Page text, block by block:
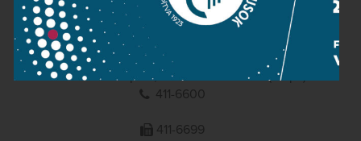
FILHARMONIKUSOK
1095 Budapest, Komor Marcell u. 1. (Müpa)
411-6600
411-6699